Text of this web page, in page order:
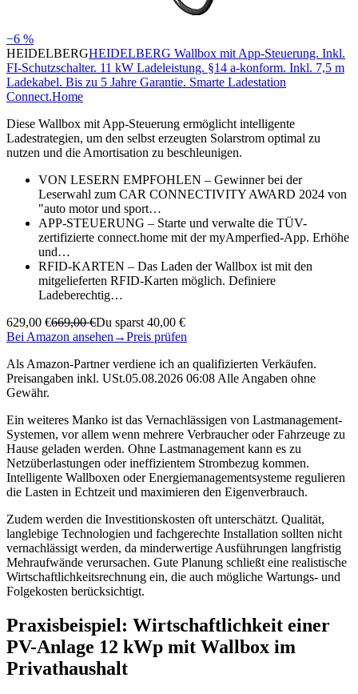
−6 %
HEIDELBERGHEIDELBERG Wallbox mit App-Steuerung. Inkl.
FI-Schutzschalter. 11 kW Ladeleistung. §14 a-konform. Inkl. 7,5 m
Ladekabel. Bis zu 5 Jahre Garantie. Smarte Ladestation
Connect.Home
Diese Wallbox mit App-Steuerung ermöglicht intelligente
Ladestrategien, um den selbst erzeugten Solarstrom optimal zu
nutzen und die Amortisation zu beschleunigen.
VON LESERN EMPFOHLEN – Gewinner bei der
Leserwahl zum CAR CONNECTIVITY AWARD 2024 von
"auto motor und sport…
APP-STEUERUNG – Starte und verwalte die TÜV-
zertifizierte connect.home mit der myAmperfied-App. Erhöhe
und…
RFID-KARTEN – Das Laden der Wallbox ist mit den
mitgelieferten RFID-Karten möglich. Definiere
Ladeberechtig…
629,00 €669,00 €Du sparst 40,00 €
Bei Amazon ansehen →Preis prüfen
Als Amazon-Partner verdiene ich an qualifizierten Verkäufen.
Preisangaben inkl. USt.05.08.2026 06:08 Alle Angaben ohne
Gewähr.
Ein weiteres Manko ist das Vernachlässigen von Lastmanagement-
Systemen, vor allem wenn mehrere Verbraucher oder Fahrzeuge zu
Hause geladen werden. Ohne Lastmanagement kann es zu
Netzüberlastungen oder ineffizientem Strombezug kommen.
Intelligente Wallboxen oder Energiemanagementsysteme regulieren
die Lasten in Echtzeit und maximieren den Eigenverbrauch.
Zudem werden die Investitionskosten oft unterschätzt. Qualität,
langlebige Technologien und fachgerechte Installation sollten nicht
vernachlässigt werden, da minderwertige Ausführungen langfristig
Mehraufwände verursachen. Gute Planung schließt eine realistische
Wirtschaftlichkeitsrechnung ein, die auch mögliche Wartungs- und
Folgekosten berücksichtigt.
Praxisbeispiel: Wirtschaftlichkeit einer
PV-Anlage 12 kWp mit Wallbox im
Privathaushalt